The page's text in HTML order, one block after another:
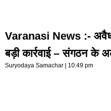
Varanasi News :- अवैध
बड़ी कार्रवाई – संगठन के
Suryodaya Samachar 10:49 pm